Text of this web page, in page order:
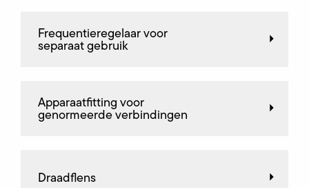
Frequentieregelaar voor
separaat gebruik
Apparaatfitting voor
genormeerde verbindingen
Draadflens